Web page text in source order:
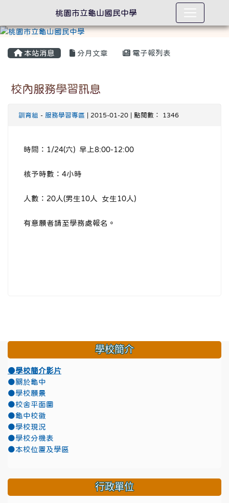
本站消息 分月文章 電子報列表
校內服務學習訊息
訓育組 - 服務學習專區 | 2015-01-20 | 點閱數： 1346
時間：1/24(六) 早上8:00-12:00
核予時數：4小時
人數：20人(男生10人 女生10人)
有意願者請至學務處報名。
學校簡介
●學校簡介影片
●關於龜中
●學校願景
●校舍平面圖
●龜中校徽
●學校現況
●學校分機表
●本校位置及學區
行政單位
桃園市立龜山國民中學